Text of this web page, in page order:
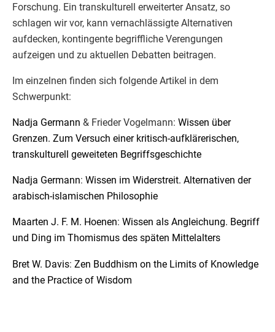
Forschung. Ein transkulturell erweiterter Ansatz, so
schlagen wir vor, kann vernachlässigte Alternativen
aufdecken, kontingente begriffliche Verengungen
aufzeigen und zu aktuellen Debatten beitragen.
Im einzelnen finden sich folgende Artikel in dem
Schwerpunkt:
Nadja Germann & Frieder Vogelmann: Wissen über
Grenzen. Zum Versuch einer kritisch-aufklärerischen,
transkulturell geweiteten Begriffsgeschichte
Nadja Germann: Wissen im Widerstreit. Alternativen der
arabisch-islamischen Philosophie
Maarten J. F. M. Hoenen: Wissen als Angleichung. Begriff
und Ding im Thomismus des späten Mittelalters
Bret W. Davis: Zen Buddhism on the Limits of Knowledge
and the Practice of Wisdom